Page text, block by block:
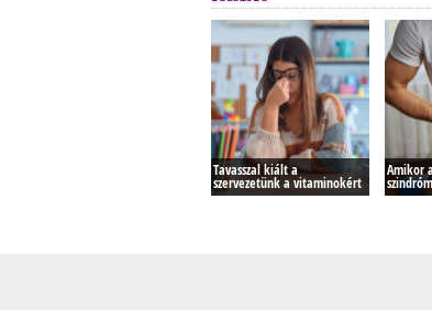
Tavasszal kiált a
szervezetünk a vitaminokért
Amikor